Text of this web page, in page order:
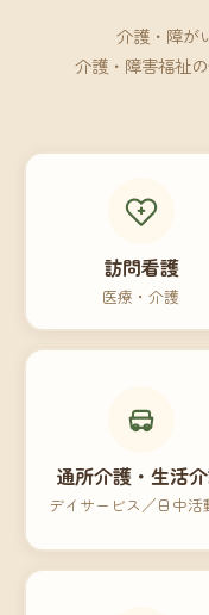
介護・障が
介護・障害福祉
訪問看護
医療・介護
通所介護・生活
デイサービス／日中活